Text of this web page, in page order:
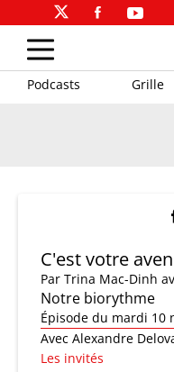
Podcasts Grille
C'est votre
Par Trina Mac-Dinh
Notre biorythme
Épisode du mardi 10
Avec Alexandre
Les invités